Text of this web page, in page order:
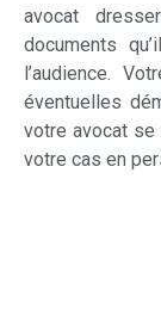
avocat
documents
l’audience.
éventuelles
votre avocat se
votre cas en